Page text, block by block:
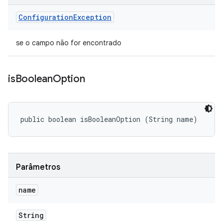
ConfigurationException
se o campo não for encontrado
isBooleanOption
public boolean isBooleanOption (String name)
Parâmetros
name
String